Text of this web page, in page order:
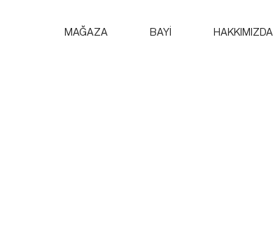
MAĞAZA BAYİ HAKKIMIZDA